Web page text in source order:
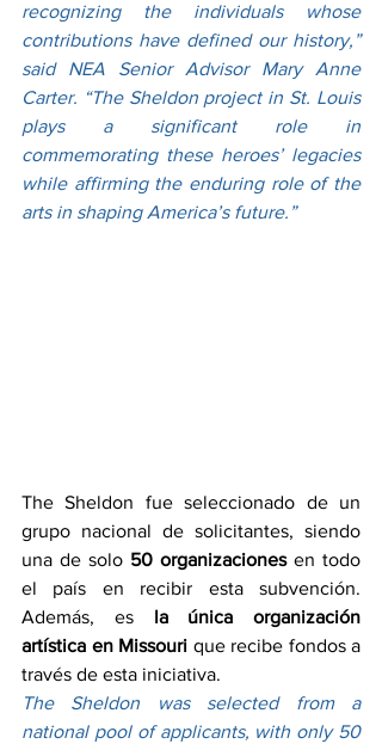
recognizing the individuals whose
contributions have defined our history,”
said NEA Senior Advisor Mary Anne
Carter. “The Sheldon project in St. Louis
plays a significant role in
commemorating these heroes’ legacies
while affirming the enduring role of the
arts in shaping America’s future.”
The Sheldon fue seleccionado de un
grupo nacional de solicitantes, siendo
una de solo 50 organizaciones en todo
el país en recibir esta subvención.
Además, es la única organización
artística en Missouri que recibe fondos a
través de esta iniciativa.
The Sheldon was selected from a
national pool of applicants, with only 50